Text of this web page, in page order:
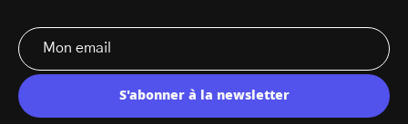
S'abonner à la newsletter